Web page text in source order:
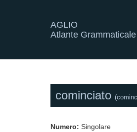
AGLIO
Atlante
cominciato
Numero: Singolare